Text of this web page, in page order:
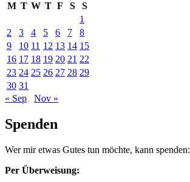
M T W T F S
S
1
2
3 4 5 6 7
8
9
10 11 12 13 14 15
16 17 18 19 20 21 22
23 24 25 26 27 28 29
30 31
« Sep
Nov »
Spenden
Wer mir etwas Gutes tun möchte, kann spenden:
Per Überweisung: